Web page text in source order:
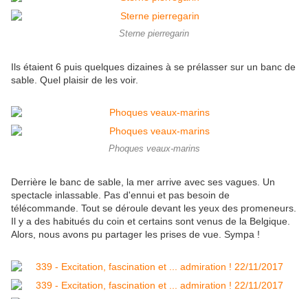
Sterne pierregarin
Ils étaient 6 puis quelques dizaines à se prélasser sur un banc de
sable. Quel plaisir de les voir.
Phoques veaux-marins
Derrière le banc de sable, la mer arrive avec ses vagues. Un
spectacle inlassable. Pas d'ennui et pas besoin de
télécommande. Tout se déroule devant les yeux des promeneurs.
Il y a des habitués du coin et certains sont venus de la Belgique.
Alors, nous avons pu partager les prises de vue. Sympa !